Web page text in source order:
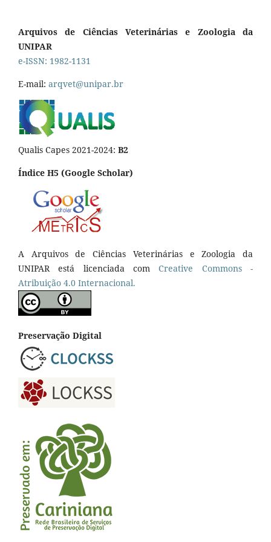
Arquivos de Ciências Veterinárias e Zoologia da
UNIPAR
e-ISSN: 1982-1131
E-mail: arqvet@unipar.br
Qualis Capes 2021-2024: B2
Índice H5 (Google Scholar)
A Arquivos de Ciências Veterinárias e Zoologia da
UNIPAR está licenciada comCreative Commons -
Atribuição 4.0 Internacional.
Preservação Digital